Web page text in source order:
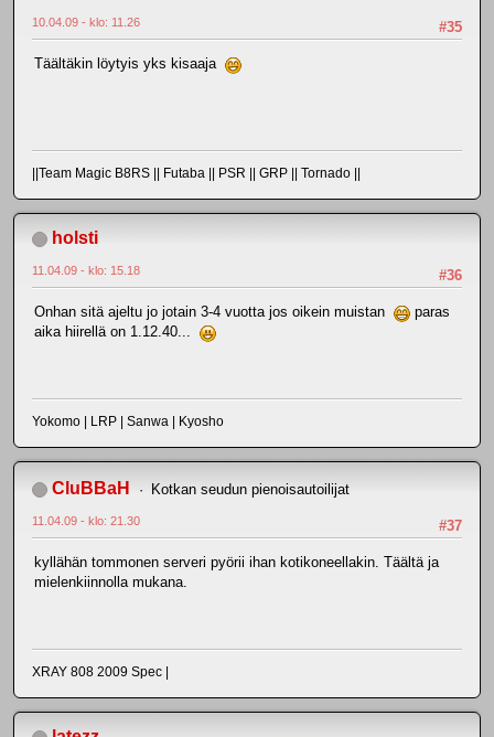
#35
10.04.09 - klo: 11.26
Täältäkin löytyis yks kisaaja
||Team Magic B8RS || Futaba || PSR || GRP || Tornado ||
holsti
#36
11.04.09 - klo: 15.18
Onhan sitä ajeltu jo jotain 3-4 vuotta jos oikein muistan
paras
aika hiirellä on 1.12.40...
Yokomo | LRP | Sanwa | Kyosho
CluBBaH Kotkan seudun pienoisautoilijat
#37
11.04.09 - klo: 21.30
kyllähän tommonen serveri pyörii ihan kotikoneellakin. Täältä ja
mielenkiinnolla mukana.
XRAY 808 2009 Spec |